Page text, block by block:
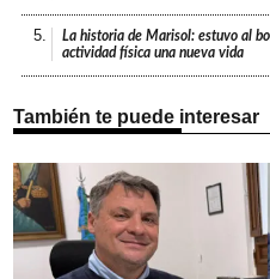
5.
La historia de Marisol: estuvo al
actividad física una nueva vida
También te puede interesar